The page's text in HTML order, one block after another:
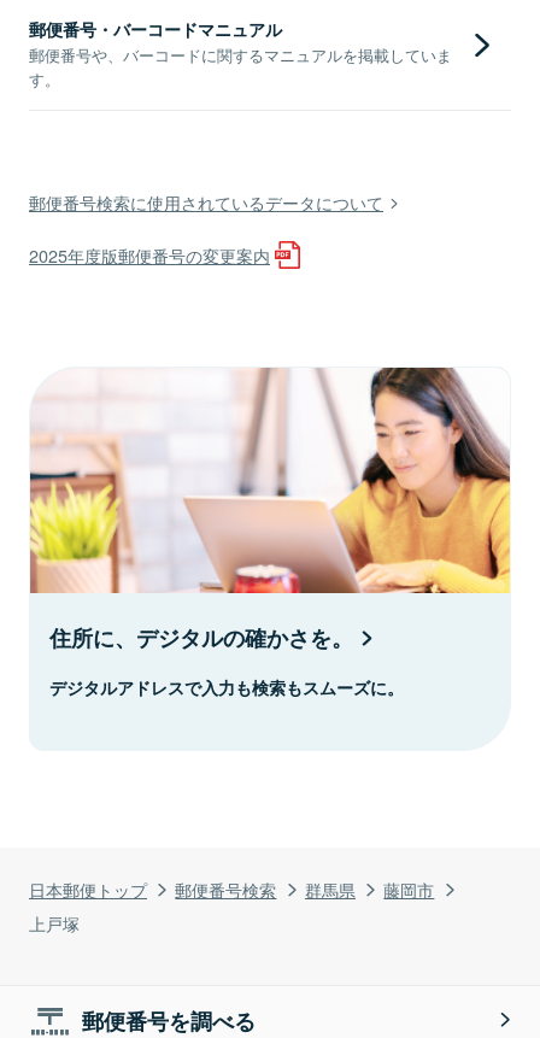
日本郵便トップ 郵便番号検索 群馬県
藤岡市
上戸塚
郵便番号・バーコードマニュアル
郵便番号や、バーコードに関するマニュアルを掲載していま
す。
郵便番号検索に使用されているデータについて
2025年度版郵便番号の変更案内
住所に、デジタルの確かさを。
デジタルアドレスで入力も検索もスムーズに。
郵便番号を調べる